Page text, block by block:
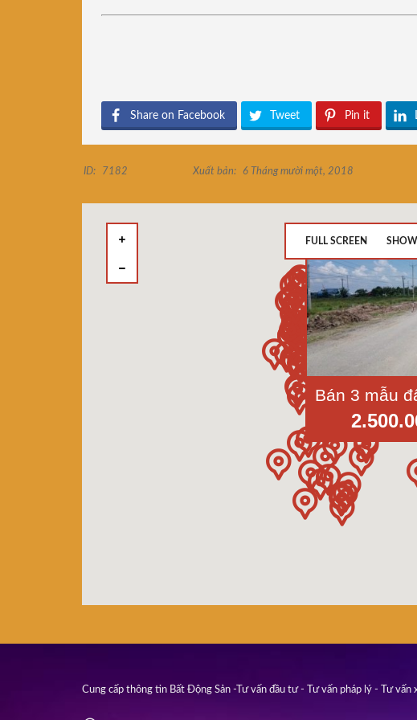
Share on Facebook Tweet Pin it
ID: 7182 Xuất bản: 6 Tháng mười một, 2018
FULL SCREEN
Cung cấp thông tin Bất Động Sản -Tư vấn đầu tư - Tư vấn pháp lý - Tư vấn